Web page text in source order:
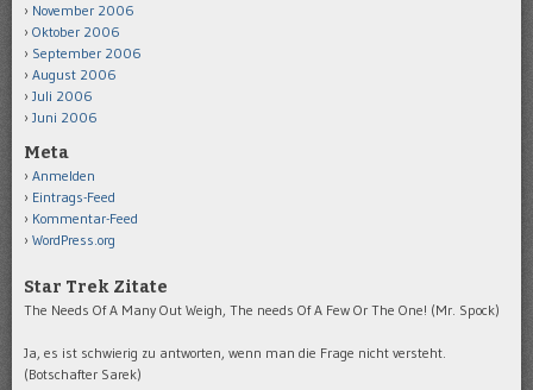
November 2006
Oktober 2006
September 2006
August 2006
Juli 2006
Juni 2006
Meta
Anmelden
Eintrags-Feed
Kommentar-Feed
WordPress.org
Star Trek Zitate
The Needs Of A Many Out Weigh, The needs Of A Few Or The One! (Mr. Spock)
Ja, es ist schwierig zu antworten, wenn man die Frage nicht versteht.
(Botschafter Sarek)